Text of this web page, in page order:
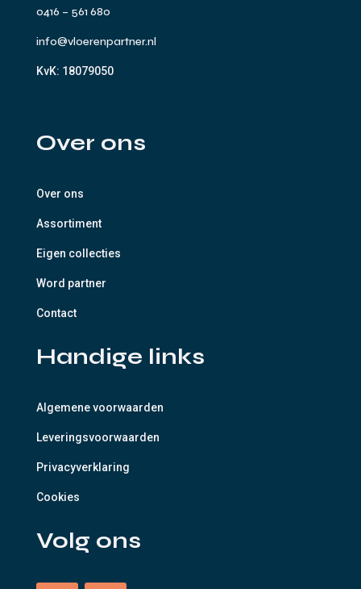
0416 – 561 680
info@vloerenpartner.nl
KvK: 18079050
Over ons
Over ons
Assortiment
Eigen collecties
Word partner
Contact
Handige links
Algemene voorwaarden
Leveringsvoorwaarden
Privacyverklaring
Cookies
Volg ons